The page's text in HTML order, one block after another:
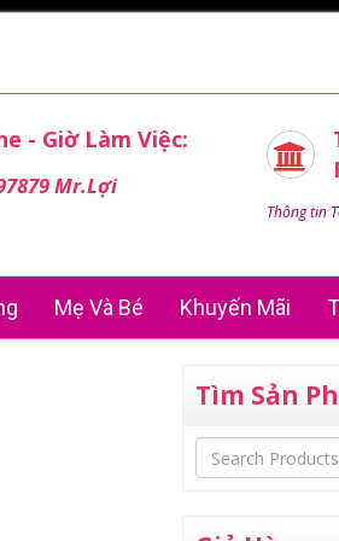
- Giờ Làm Việc:
Mr.Lợi
Thông tin
Mẹ Và Bé Khuyến Mãi
Tìm Sản